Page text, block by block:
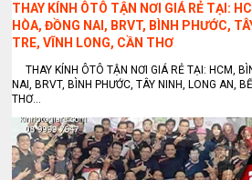
THAY KÍNH ÔTÔ TẬN NƠI GIÁ RẺ TẠI:
HÒA, ĐỒNG NAI, BRVT, BÌNH PHƯỚC,
TRE, VĨNH LONG, CẦN THƠ
THAY KÍNH ÔTÔ TẬN NƠI GIÁ RẺ TẠI: HCM,
NAI, BRVT, BÌNH PHƯỚC, TÂY NINH, LONG AN,
THƠ...